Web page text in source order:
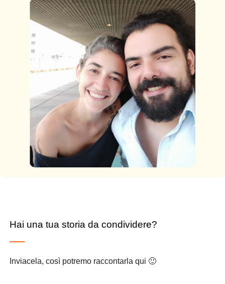
Hai una tua storia da condividere?
Inviacela, così potremo raccontarla qui 🙂